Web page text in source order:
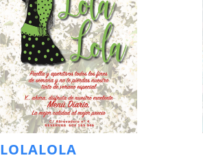
LOLALOLA